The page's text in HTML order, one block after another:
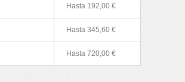
Hasta 192,00 €
Hasta 345,60 €
Hasta 720,00 €